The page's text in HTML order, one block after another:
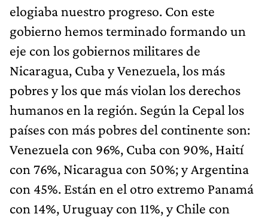
elogiaba nuestro progreso. Con este
gobierno hemos terminado formando un
eje con los gobiernos militares de
Nicaragua, Cuba y Venezuela, los más
pobres y los que más violan los derechos
humanos en la región. Según la Cepal los
países con más pobres del continente son:
Venezuela con 96%, Cuba con 90%, Haití
con 76%, Nicaragua con 50%; y Argentina
con 45%. Están en el otro extremo Panamá
con 14%, Uruguay con 11%, y Chile con